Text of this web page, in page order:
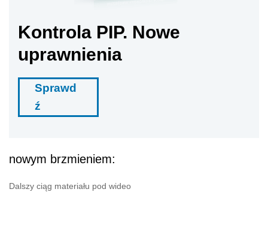
Kontrola PIP. Nowe
uprawnienia
Sprawd
ź
nowym brzmieniem:
Dalszy ciąg materiału pod wideo